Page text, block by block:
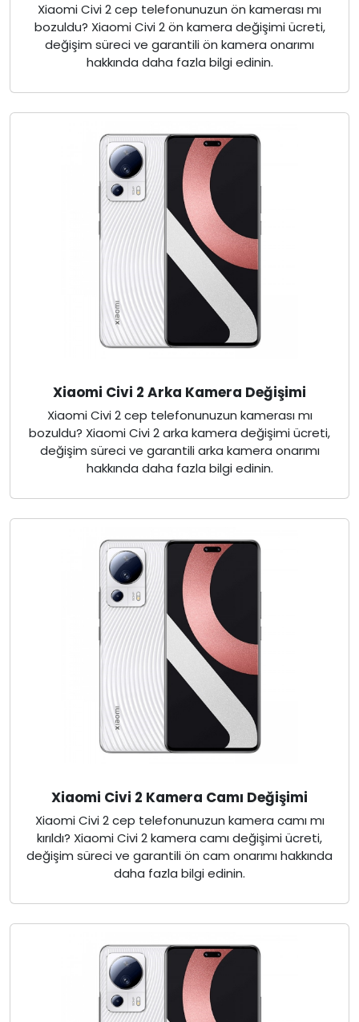
Xiaomi Civi 2 cep telefonunuzun ön kamerası mı
bozuldu? Xiaomi Civi 2 ön kamera değişimi ücreti,
değişim süreci ve garantili ön kamera onarımı
hakkında daha fazla bilgi edinin.
Xiaomi Civi 2 Arka Kamera Değişimi
Xiaomi Civi 2 cep telefonunuzun kamerası mı
bozuldu? Xiaomi Civi 2 arka kamera değişimi ücreti,
değişim süreci ve garantili arka kamera onarımı
hakkında daha fazla bilgi edinin.
Xiaomi Civi 2 Kamera Camı Değişimi
Xiaomi Civi 2 cep telefonunuzun kamera camı mı
kırıldı? Xiaomi Civi 2 kamera camı değişimi ücreti,
değişim süreci ve garantili ön cam onarımı hakkında
daha fazla bilgi edinin.